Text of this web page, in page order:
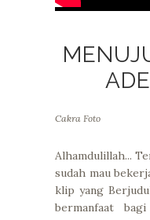
Cakra Foto
Alhamdulillah...
sudah mau
klip yang
bermanfaat